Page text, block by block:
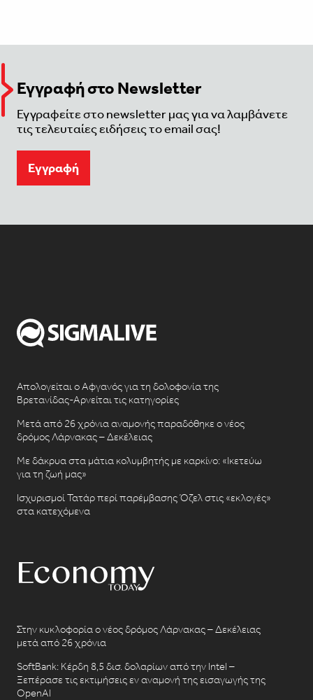
Εγγραφή στο Newsletter
Εγγραφείτε στο newsletter μας για να λαμβάνετε
τις τελευταίες ειδήσεις το email σας!
Eγγραφή
Απολογείται ο Αφγανός για τη δολοφονία της
Βρετανίδας-Αρνείται τις κατηγορίες
Μετά από 26 χρόνια αναμονής παραδόθηκε ο νέος
δρόμος Λάρνακας – Δεκέλειας
Με δάκρυα στα μάτια κολυμβητής με καρκίνο: «Ικετεύω
για τη ζωή μας»
Ισχυρισμοί Τατάρ περί παρέμβασης Όζελ στις «εκλογές»
στα κατεχόμενα
Στην κυκλοφορία ο νέος δρόμος Λάρνακας – Δεκέλειας
μετά από 26 χρόνια
SoftBank: Κέρδη 8,5 δισ. δολαρίων από την Intel –
Ξεπέρασε τις εκτιμήσεις εν αναμονή της εισαγωγής της
OpenAI